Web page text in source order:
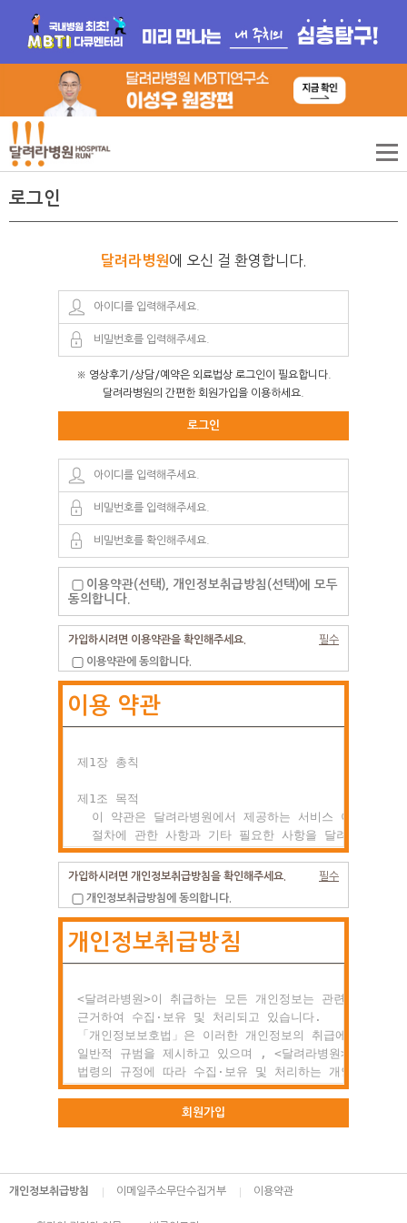
로그인
달려라병원 에 오신 걸 환영합니다.
※ 영상후기/상담/예약은 외료법상 로그인이 필요합니다.
달려라병원의 간편한 회원가입을 이용하세요.
로그인
이용약관(선택), 개인정보취급방침(선택)에 모두
동의합니다.
필수
가입하시려면 이용약관을 확인해주세요.
이용약관에 동의합니다.
이용 약관
제1장 총칙
제1조 목적
  이 약관은 달려라병원에서 제공하는 서비스 이용조건 및
절차에 관한 사항과 기타 필요한 사항을 달려라병원과(
이용자의 권리, 의미 및 책임사항 등을 규정함을 목적
  합니다.
제2조 약관의 효력과 변경
(1) 이 약관은 이용자에게 공시함으로서 효력이 발생
(2) 달려라병원는 사정 변경의 경우와 영업상 중요사유
      전항과 같은 방법으로 효력이 발생합니다.
제3조 약관 외 준칙
  이 약관에 명시되지 않은 사항이 관계법령에 규정되어
  있을 경우에는 그 규정에 따릅니다.
○ 제2장 회원 가입과 서비스 이용
  양식을 작성하고 'ID'와 '비밀번호'를 발급받은 사람을
필수
가입하시려면 개인정보취급방침을 확인해주세요.
개인정보취급방침에 동의합니다.
개인정보취급방침
<달려라병원>이 취급하는 모든 개인정보는 관련 법령에
근거하여 수집·보유 및 처리되고 있습니다.
「개인정보보호법」은 이러한 개인정보의 취급에 대한
일반적 규범을 제시하고 있으며 , <달려라병원>은 이러한
법령의 규정에 따라 수집·보유 및 처리하는 개인정보를
공공업무의 적절한 수행과 정보주체의 권익을 보호하기
위해 적법하고 적정하게 취급할 것입니다.
권익의 침해 등에 대하여 행정심판법에서 정하는 바에 따
회원가입
개인정보취급방침 이메일주소무단수집거부 이용약관